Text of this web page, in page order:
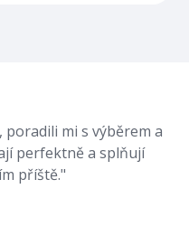
poradili mi s výběrem a
perfektně a splňují
příště."